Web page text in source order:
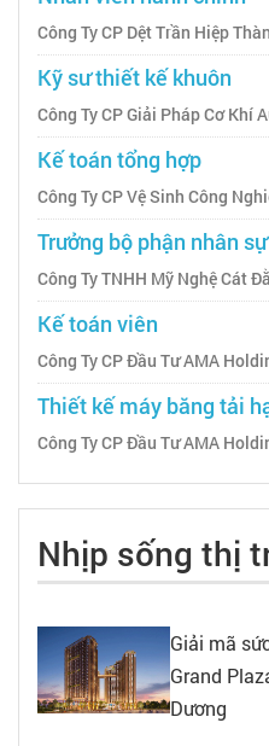
Công Ty CP Dệt Trần Hiệp
Kỹ sư thiết kế khuôn
Công Ty CP Giải Pháp Cơ Khí
Kế toán tổng hợp
Công Ty CP Vệ Sinh Công
Trưởng bộ phận nhân sự
Công Ty TNHH Mỹ Nghệ Cát
Kế toán viên
Công Ty CP Đầu Tư AMA
Thiết kế máy băng tải
Công Ty CP Đầu Tư AMA
Nhịp sống thị
Giải mã
Grand
Dương